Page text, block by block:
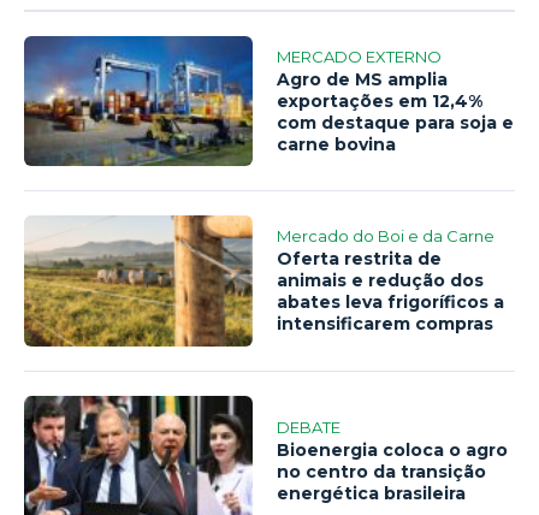
MERCADO EXTERNO
Agro de MS amplia
exportações em 12,4%
com destaque para soja e
carne bovina
Mercado do Boi e da Carne
Oferta restrita de
animais e redução dos
abates leva frigoríficos a
intensificarem compras
DEBATE
Bioenergia coloca o agro
no centro da transição
energética brasileira